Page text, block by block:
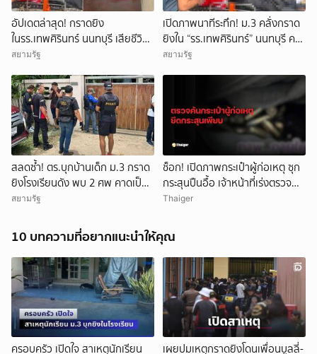
อัปเดตล่าสุด! กราดยิง
ในรร.เทพศิรินทร์ นนทบุรี เสียชีวิต
รวม 7 ราย เป็นครู 3 ราย นักเรียน
กว่า 15 ราย
สยามรัฐ
เปิดภาพนาทีระทึก! ม.3 คลั่งกราด
ยิงใน “รร.เทพศิรินทร์” นนทบุรี ครู
ดับ 2 บาดเจ็บกว่า 20 ราย ก่อนยิง
สยามรัฐ
สลดซ้ำ! ตร.บุกบ้านเด็ก ม.3 กราด
ยิงโรงเรียนดัง พบ 2 ศพ คาดเป็น
ปู่-ย่า โดนสังหารก่อนก่อเหตุ
สยามรัฐ
ช็อก! เปิดภาพกระเป๋าผู้ก่อเหตุ ซุก
กระสุนปืนอื้อ เจ้าหน้าที่เร่งตรวจ
สอบ
Thaiger
10 บทความที่อยากแนะนำให้คุณ
ครอบครัว เปิดใจ สาเหตุนักเรียน เผยปมเหตุกราดยิงโดนเพื่อนบูลลี่-